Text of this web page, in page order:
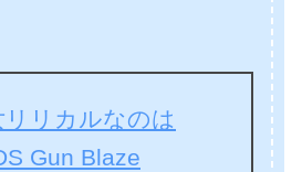
リリカルなのは
Gun Blaze